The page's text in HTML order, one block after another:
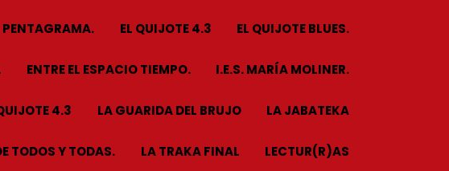
PENTAGRAMA. EL QUIJOTE 4.3 EL QUIJOTE BLUES.
ENTRE EL ESPACIO TIEMPO. I.E.S. MARÍA MOLINER.
4.3 LA GUARIDA DEL BRUJO LA JABATEKA
TODOS Y TODAS. LA TRAKA FINAL LECTUR(R)AS